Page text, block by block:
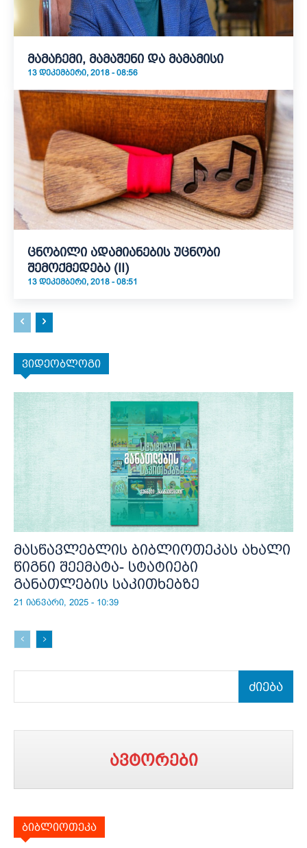
მამაჩემი, მამაშენი და მამამისი
13 ᲓᲔᲙᲔᲛᲑᲔᲠᲘ, 2018 - 08:56
ცნობილი ადამიანების უცნობი
შემოქმედება (II)
13 ᲓᲔᲙᲔᲛᲑᲔᲠᲘ, 2018 - 08:51
ვიდეობლოგი
მასწავლებლის ბიბლიოთეკას ახალი
წიგნი შეემატა- სტატიები
განათლების საკითხებზე
21 იანვარი, 2025 - 10:39
ძიება
ავტორები
ბიბლიოთეკა